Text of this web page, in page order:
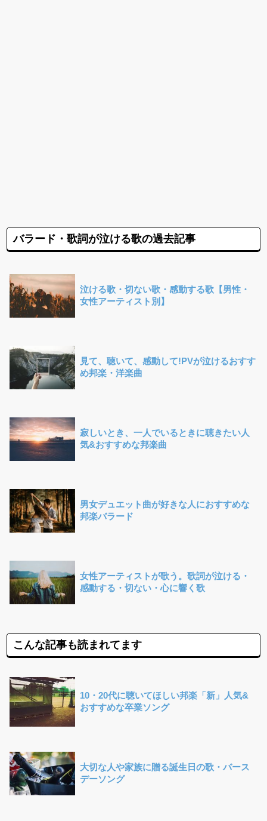
バラード・歌詞が泣ける歌の過去記事
泣ける歌・切ない歌・感動する歌【男性・
女性アーティスト別】
見て、聴いて、感動して!PVが泣けるおすす
め邦楽・洋楽曲
寂しいとき、一人でいるときに聴きたい人
気&おすすめな邦楽曲
男女デュエット曲が好きな人におすすめな
邦楽バラード
女性アーティストが歌う。歌詞が泣ける・
感動する・切ない・心に響く歌
こんな記事も読まれてます
10・20代に聴いてほしい邦楽「新」人気&
おすすめな卒業ソング
大切な人や家族に贈る誕生日の歌・バース
デーソング